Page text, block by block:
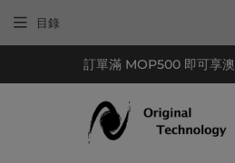
訂單滿 MOP500 即可享
目錄